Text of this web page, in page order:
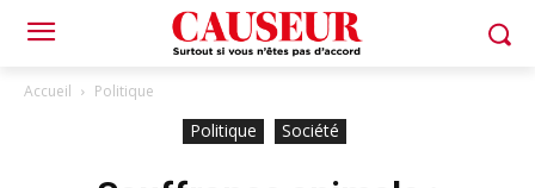
Accueil Politique
Politique Société